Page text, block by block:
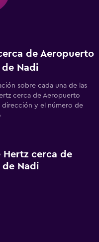
de Aeropuerto
de Nadi
sobre cada una de las
cerca de Aeropuerto
dirección y el número de
Hertz cerca de
Nadi